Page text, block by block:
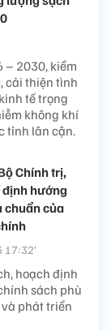
– 2030, kiểm
cải thiện tình
tế trọng
không khí
tỉnh lân cận.
Chính trị,
định hướng
chuẩn của
hoạch định
sách phù
phát triển